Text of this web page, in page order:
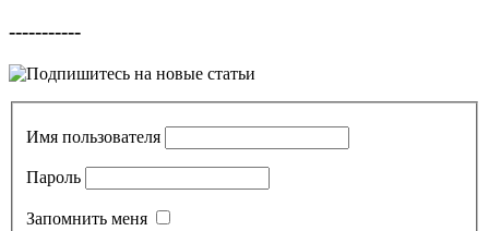
-----------
Имя пользователя
Пароль
Запомнить меня